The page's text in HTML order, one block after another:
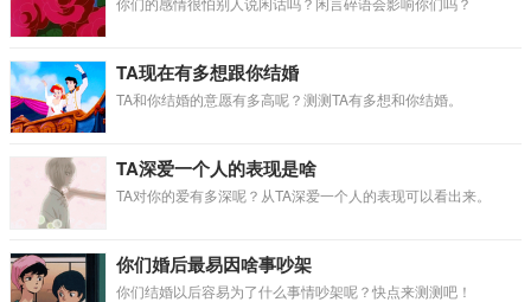
TA现在有多想跟你结婚
TA和你结婚的意愿有多高呢？测测TA有多想和你结婚。
TA深爱一个人的表现是啥
TA对你的爱有多深呢？从TA深爱一个人的表现可以看出来。
你们婚后最易因啥事吵架
你们结婚以后容易为了什么事情吵架呢？快点来测测吧！